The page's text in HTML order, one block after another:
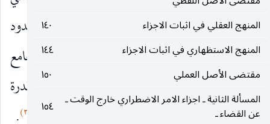
المنهج العقلي في اثبات الاجزاء
١٤٠
المنهج الاستظهاري في اثبات الاجزاء
١٤٤
مقتضى الأصل العملي
١٥٠
المسألة الثانية ـ اجزاء الامر الاضطراري خارج الوقت ـ
عن القضاء ـ ١٥٤
إليه وهو الأمر المقدور فلا محالة يتضيق الخطاب بحدود
ما يكون مقدورا من متعلقه فلا يكون هناك أمر بالجامع
بين الفرد المزاحم وغيره من الواجب الموسع لأنه لا قدرة